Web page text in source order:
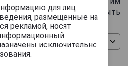
который поможет Вам забыть
Сортировать
для лиц
размещенные на
рекламой, носят
исключительно